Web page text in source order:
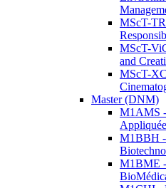
MScT-
MScT-
and
MScT-
Master (DNM)
M1AMS
M1BBH
M1BME